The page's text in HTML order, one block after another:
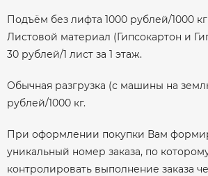
Подъём без лифта 1000 рублей/1000 кг
Листовой материал (Гипсокартон и
30 рублей/1 лист за 1 этаж.
Обычная разгрузка (с машины на
рублей/1000 кг.
При оформлении покупки Вам
уникальный номер заказа, по
контролировать выполнение заказа